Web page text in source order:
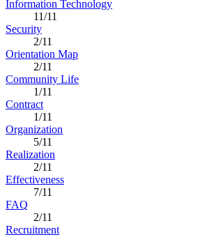
Information Technology
11/11
Security
2/11
Orientation Map
2/11
Community Life
1/11
Contract
1/11
Organization
5/11
Realization
2/11
Effectiveness
7/11
FAQ
2/11
Recruitment